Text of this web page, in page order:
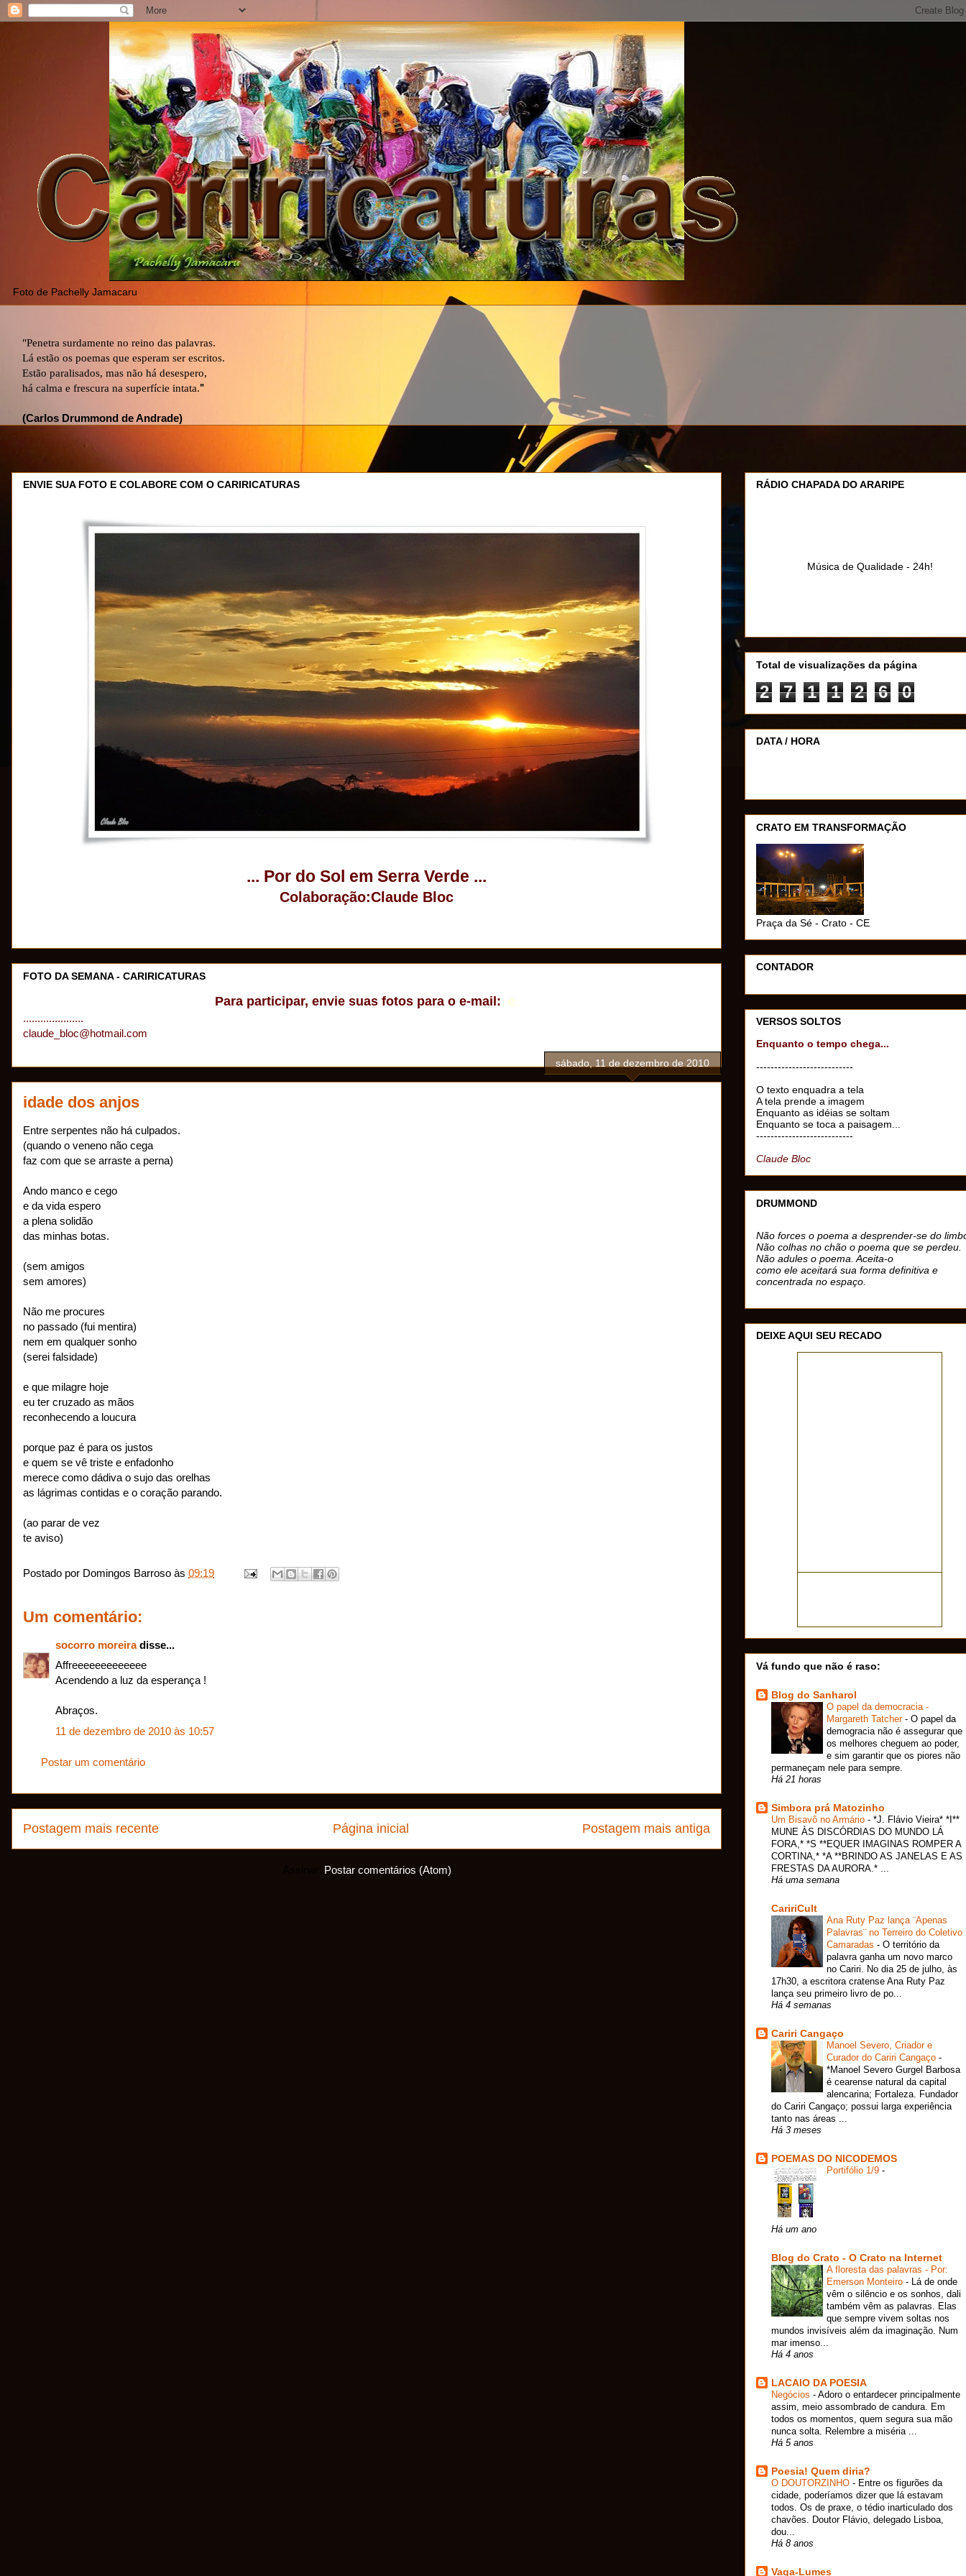
Foto de Pachelly Jamacaru
"Penetra surdamente no reino das palavras.
Lá estão os poemas que esperam ser escritos.
Estão paralisados, mas não há desespero,
há calma e frescura na superfície intata."
(Carlos Drummond de Andrade)
ENVIE SUA FOTO E COLABORE COM O CARIRICATURAS
... Por do Sol em Serra Verde ...
Colaboração:Claude Bloc
FOTO DA SEMANA - CARIRICATURAS
Para participar, envie suas fotos para o e-mail:. e.
.....................
claude_bloc@hotmail.com
sábado, 11 de dezembro de 2010
idade dos anjos
Entre serpentes não há culpados.
(quando o veneno não cega
faz com que se arraste a perna)
Ando manco e cego
e da vida espero
a plena solidão
das minhas botas.
(sem amigos
sem amores)
Não me procures
no passado (fui mentira)
nem em qualquer sonho
(serei falsidade)
e que milagre hoje
eu ter cruzado as mãos
reconhecendo a loucura
porque paz é para os justos
e quem se vê triste e enfadonho
merece como dádiva o sujo das orelhas
as lágrimas contidas e o coração parando.
(ao parar de vez
te aviso)
Postado por Domingos Barroso às 09:19
Um comentário:
socorro moreiradisse...
Affreeeeeeeeeeeee
Acendendo a luz da esperança !
Abraços.
11 de dezembro de 2010 às 10:57
Postar um comentário
Postagem mais recente Postagem mais antiga
Página inicial
Postar comentários (Atom)
RÁDIO CHAPADA DO ARARIPE
Música de Qualidade - 24h!
Total de visualizações da página
2 7 1 1 2 6 0
DATA / HORA
CRATO EM TRANSFORMAÇÃO
Praça da Sé - Crato - CE
CONTADOR
VERSOS SOLTOS
Enquanto o tempo chega...
---------------------------
O texto enquadra a tela
A tela prende a imagem
Enquanto as idéias se soltam
Enquanto se toca a paisagem...
---------------------------
Claude Bloc
DRUMMOND
Não forces o poema a desprender-se do
Não colhas no chão o poema que se perdeu.
Não adules o poema. Aceita-o
como ele aceitará sua forma definitiva e
concentrada no espaço.
DEIXE AQUI SEU RECADO
Vá fundo que não é raso:
Blog do Sanharol
O papel da democracia -
Margareth Tatcher - O papel da
demogracia não é assegurar que
os melhores cheguem ao poder,
e sim garantir que os piores não
permaneçam nele para sempre.
Há 21 horas
Simbora prá Matozinho
Um Bisavô no Armário - *J. Flávio Vieira* *I**
MUNE ÀS DISCÓRDIAS DO MUNDO LÁ
FORA,* *S **EQUER IMAGINAS ROMPER A
CORTINA,* *A **BRINDO AS JANELAS E AS
FRESTAS DA AURORA.* ...
Há uma semana
CaririCult
Ana Ruty Paz lança ¨Apenas
Palavras¨ no Terreiro do Coletivo
Camaradas - O território da
palavra ganha um novo marco
no Cariri. No dia 25 de julho, às
17h30, a escritora cratense Ana Ruty Paz
lança seu primeiro livro de po...
Há 4 semanas
Cariri Cangaço
Manoel Severo, Criador e
Curador do Cariri Cangaço -
*Manoel Severo Gurgel Barbosa
é cearense natural da capital
alencarina; Fortaleza. Fundador
do Cariri Cangaço; possui larga experiência
tanto nas áreas ...
Há 3 meses
POEMAS DO NICODEMOS
Portifólio 1/9 -
Há um ano
Blog do Crato - O Crato na Internet
A floresta das palavras - Por:
Emerson Monteiro - Lá de onde
vêm o silêncio e os sonhos, dali
também vêm as palavras. Elas
que sempre vivem soltas nos
mundos invisíveis além da imaginação. Num
mar imenso...
Há 4 anos
LACAIO DA POESIA
Negócios - Adoro o entardecer principalmente
assim, meio assombrado de candura. Em
todos os momentos, quem segura sua mão
nunca solta. Relembre a miséria ...
Há 5 anos
Poesia! Quem diria?
O DOUTORZINHO - Entre os figurões da
cidade, poderíamos dizer que lá estavam
todos. Os de praxe, o tédio inarticulado dos
chavões. Doutor Flávio, delegado Lisboa,
dou...
Há 8 anos
Vaga-Lumes